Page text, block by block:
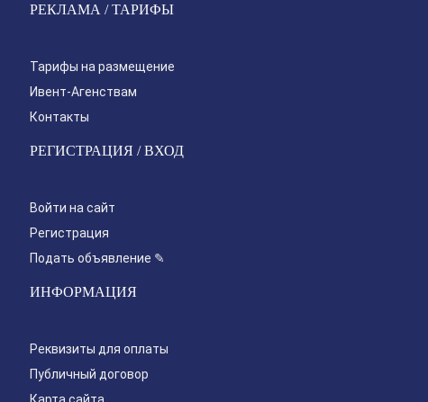
РЕКЛАМА / ТАРИФЫ
Тарифы на размещение
Ивент-Агенствам
Контакты
РЕГИСТРАЦИЯ / ВХОД
Войти на сайт
Регистрация
Подать объявление ✎
ИНФОРМАЦИЯ
Реквизиты для оплаты
Публичный договор